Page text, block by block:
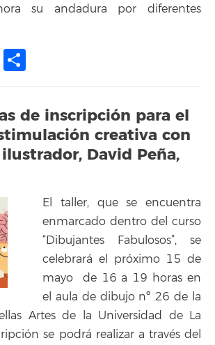
su andadura por diferentes
Email
de inscripción para el
creativa con
David Peña,
El taller, que se encuentra
enmarcado dentro del curso
“Dibujantes Fabulosos”, se
celebrará el próximo 15 de
mayo de 16 a 19 horas en
el aula de dibujo nº 26 de la
Artes de la Universidad de La
se podrá realizar a través del